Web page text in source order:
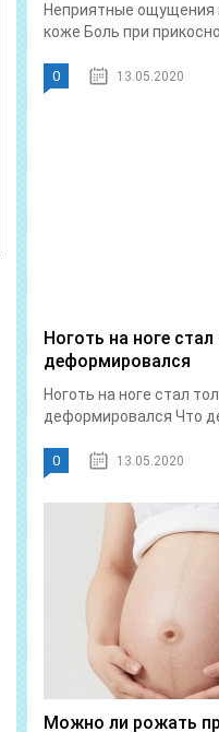
Неприятные ощущения
коже Боль при
0 13.05.2020
Ноготь на ноге
деформировался
Ноготь на ноге стал
деформировался Что
0 13.05.2020
Можно ли рожать